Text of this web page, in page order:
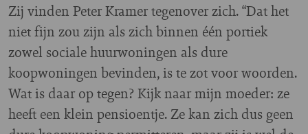
Zij vinden Peter Kramer tegenover zich. “Dat het
niet fijn zou zijn als zich binnen één portiek
zowel sociale huurwoningen als dure
koopwoningen bevinden, is te zot voor woorden.
Wat is daar op tegen? Kijk naar mijn moeder: ze
heeft een klein pensioentje. Ze kan zich dus geen